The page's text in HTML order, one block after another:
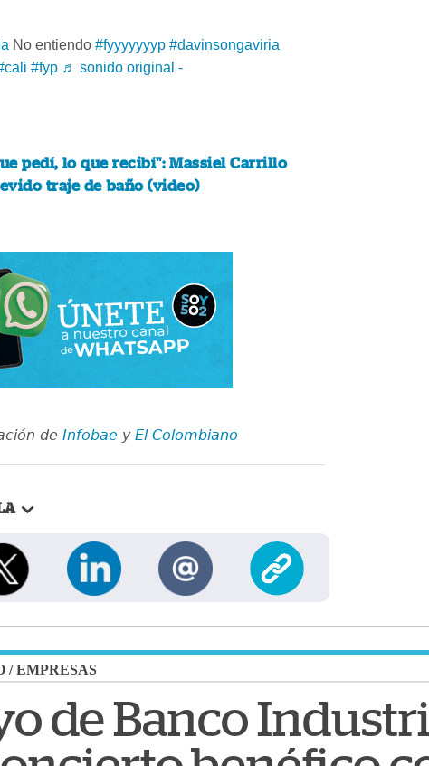
No entiendo #fyyyyyyyp #davinsongaviria
#fyp ♬ sonido original -
pedí, lo que recibí": Massiel Carrillo
traje de baño (video)
de Infobae y El Colombiano
/EMPRESAS
de Banco